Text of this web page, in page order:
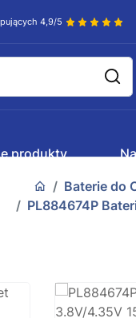
4,9/5
produkty
Baterie do
PL884674P